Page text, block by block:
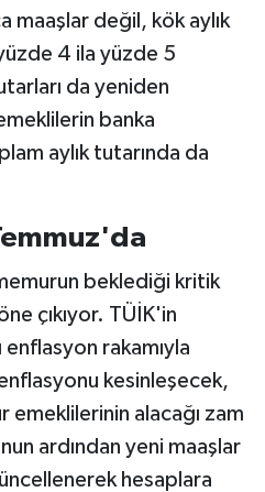
maaşlar değil, kök aylık
4 ila yüzde 5
da yeniden
banka
aylık tutarında da
beklediği kritik
çıkıyor. TÜİK'in
enflasyon rakamıyla
enflasyonu kesinleşecek,
emeklilerinin alacağı zam
ardından yeni maaşlar
hesaplara